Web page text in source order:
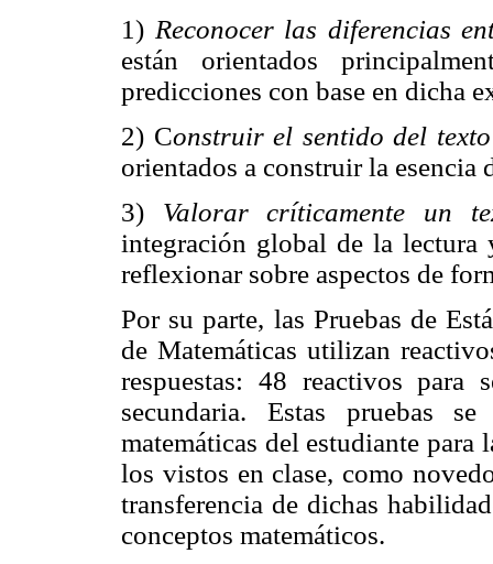
1) Reconocer las diferencias
están orientados
predicciones con base en dicha
2) Construir el sentido del
orientados a construir la esencia
3) Valorar críticamente un
integración global de la
reflexionar sobre aspectos de
Por su parte, las Pruebas de
de Matemáticas utilizan
respuestas: 48 reactivos
secundaria. Estas pruebas
matemáticas del estudiante
los vistos en clase, como
transferencia de dichas
conceptos matemáticos.